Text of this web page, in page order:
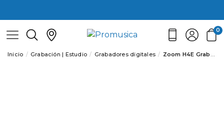
0
Inicio Grabación | Estudio Grabadores digitales Zoom H4E Grabadora